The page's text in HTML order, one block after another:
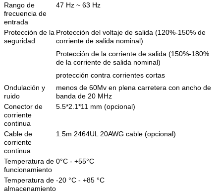
Rango de
frecuencia de
entrada
47 Hz ~ 63 Hz
Protección de la
seguridad
Protección del voltaje de salida (120%-150% de
corriente de salida nominal)
Protección de la corriente de salida (150%-180%
de la corriente de salida nominal)
protección contra corrientes cortas
Ondulación y
ruido
menos de 60Mv en plena carretera con ancho de
banda de 20 MHz
Conector de
corriente
continua
5.5*2.1*11 mm (opcional)
Cable de
corriente
continua
1.5m 2464UL 20AWG cable (opcional)
Temperatura de
funcionamiento
0°C - +55°C
Temperatura de
almacenamiento
-20 °C - +85 °C